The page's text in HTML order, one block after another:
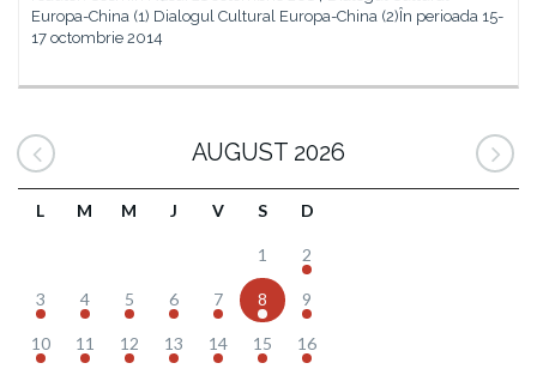
Europa-China (1) Dialogul Cultural Europa-China (2)În perioada 15-
17 octombrie 2014
AUGUST 2026
L M M J V S D
1 2
3 4 5 6 7 8 9
10 11 12 13 14 15 16